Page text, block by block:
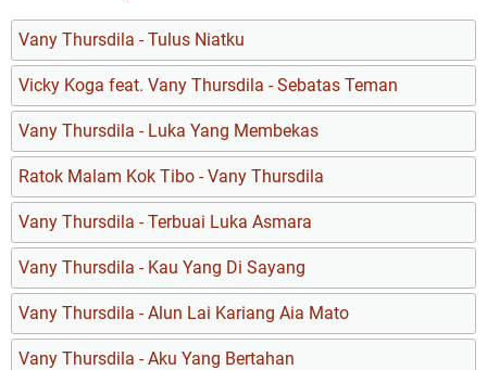
Vany Thursdila - Tulus Niatku
Vicky Koga feat. Vany Thursdila - Sebatas Teman
Vany Thursdila - Luka Yang Membekas
Ratok Malam Kok Tibo - Vany Thursdila
Vany Thursdila - Terbuai Luka Asmara
Vany Thursdila - Kau Yang Di Sayang
Vany Thursdila - Alun Lai Kariang Aia Mato
Vany Thursdila - Aku Yang Bertahan